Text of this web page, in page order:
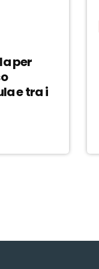
per
e tra i